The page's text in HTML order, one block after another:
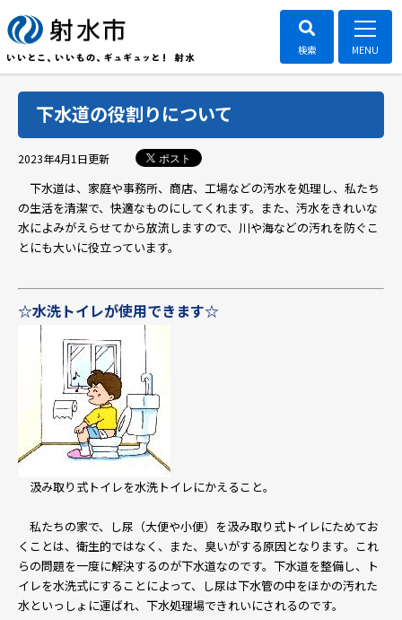
下水道の役割りについて
2023年4月1日更新 ポスト
下水道は、家庭や事務所、商店、工場などの汚水を処理し、私たち
の生活を清潔で、快適なものにしてくれます。また、汚水をきれいな
水によみがえらせてから放流しますので、川や海などの汚れを防ぐこ
とにも大いに役立っています。
☆水洗トイレが使用できます☆
汲み取り式トイレを水洗トイレにかえること。
私たちの家で、し尿（大便や小便）を汲み取り式トイレにためてお
くことは、衛生的ではなく、また、臭いがする原因となります。これ
らの問題を一度に解決するのが下水道なのです。下水道を整備し、ト
イレを水洗式にすることによって、し尿は下水管の中をほかの汚れた
水といっしょに運ばれ、下水処理場できれいにされるのです。